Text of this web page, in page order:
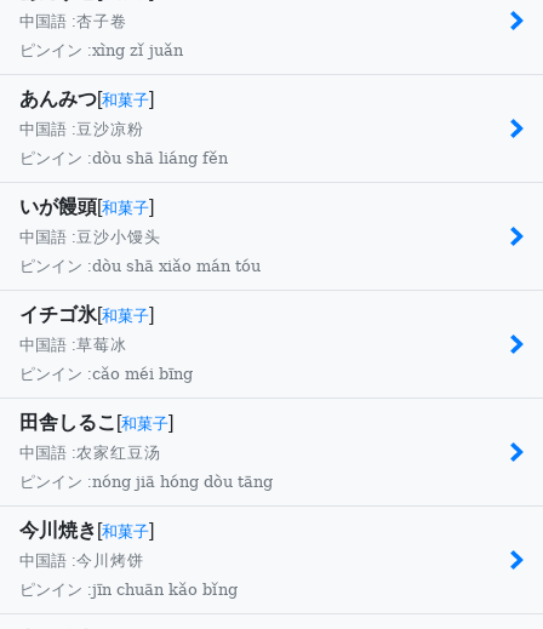
中国語 :杏子卷
ピンイン :xìng zǐ juǎn
あんみつ[和菓子]
中国語 :豆沙凉粉
ピンイン :dòu shā liáng fěn
いが饅頭[和菓子]
中国語 :豆沙小馒头
ピンイン :dòu shā xiǎo mán tóu
イチゴ氷[和菓子]
中国語 :草莓冰
ピンイン :cǎo méi bīng
田舎しるこ [和菓子]
中国語 :农家红豆汤
ピンイン :nóng jiā hóng dòu tāng
今川焼き [和菓子]
中国語 :今川烤饼
ピンイン :jīn chuān kǎo bǐng